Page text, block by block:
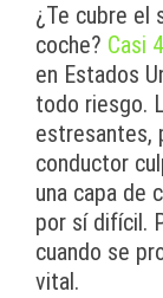
¿Te cubre el
coche? Casi
en Estados
todo riesgo.
estresantes,
conductor
una capa de
por sí difícil.
cuando se
vital.